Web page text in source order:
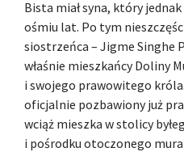
Bista miał syna, który
ośmiu lat. Po tym
siostrzeńca – Jigme Singhe
właśnie mieszkańcy Doliny
i swojego prawowitego
oficjalnie pozbawiony już
wciąż mieszka w stolicy
i pośrodku otoczonego